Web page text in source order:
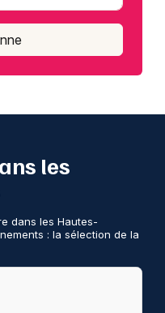
les
dans les Hautes-
: la sélection de la